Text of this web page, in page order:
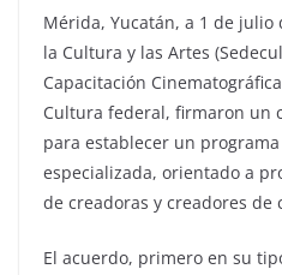
Mérida, Yucatán, a 1 de julio
la Cultura y las Artes
Capacitación
Cultura federal, firmaron un
para establecer un
especializada, orientado a
de creadoras y creadores de
El acuerdo, primero en su